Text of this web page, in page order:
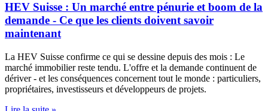
HEV Suisse : Un marché entre pénurie et boom de la
demande - Ce que les clients doivent savoir
maintenant
La HEV Suisse confirme ce qui se dessine depuis des mois : Le
marché immobilier reste tendu. L'offre et la demande continuent de
dériver - et les conséquences concernent tout le monde : particuliers,
propriétaires, investisseurs et développeurs de projets.